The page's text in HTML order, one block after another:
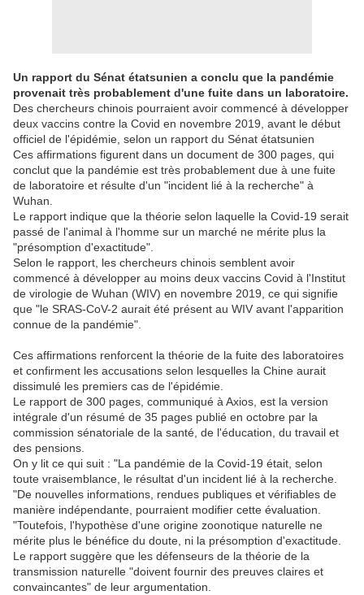
Un rapport du Sénat étatsunien a conclu que la pandémie
provenait très probablement d'une fuite dans un laboratoire.
Des chercheurs chinois pourraient avoir commencé à développer
deux vaccins contre la Covid en novembre 2019, avant le début
officiel de l'épidémie, selon un rapport du Sénat étatsunien
Ces affirmations figurent dans un document de 300 pages, qui
conclut que la pandémie est très probablement due à une fuite
de laboratoire et résulte d'un "incident lié à la recherche" à
Wuhan.
Le rapport indique que la théorie selon laquelle la Covid-19 serait
passé de l'animal à l'homme sur un marché ne mérite plus la
"présomption d'exactitude".
Selon le rapport, les chercheurs chinois semblent avoir
commencé à développer au moins deux vaccins Covid à l'Institut
de virologie de Wuhan (WIV) en novembre 2019, ce qui signifie
que "le SRAS-CoV-2 aurait été présent au WIV avant l'apparition
connue de la pandémie".
Ces affirmations renforcent la théorie de la fuite des laboratoires
et confirment les accusations selon lesquelles la Chine aurait
dissimulé les premiers cas de l'épidémie.
Le rapport de 300 pages, communiqué à Axios, est la version
intégrale d'un résumé de 35 pages publié en octobre par la
commission sénatoriale de la santé, de l'éducation, du travail et
des pensions.
On y lit ce qui suit : "La pandémie de la Covid-19 était, selon
toute vraisemblance, le résultat d'un incident lié à la recherche.
"De nouvelles informations, rendues publiques et vérifiables de
manière indépendante, pourraient modifier cette évaluation.
"Toutefois, l'hypothèse d'une origine zoonotique naturelle ne
mérite plus le bénéfice du doute, ni la présomption d'exactitude.
Le rapport suggère que les défenseurs de la théorie de la
transmission naturelle "doivent fournir des preuves claires et
convaincantes" de leur argumentation.